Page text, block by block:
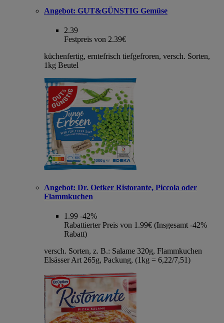
Angebot: GUT&GÜNSTIG Gemüse
2.39
Festpreis von 2.39€
küchenfertig, erntefrisch tiefgefroren, versch. Sorten,
1kg Beutel
Angebot: Dr. Oetker Ristorante, Piccola oder
Flammkuchen
1.99 -42%
Rabattierter Preis von 1.99€ (Insgesamt -42%
Rabatt)
versch. Sorten, z. B.: Salame 320g, Flammkuchen
Elsässer Art 265g, Packung, (1kg = 6,22/7,51)